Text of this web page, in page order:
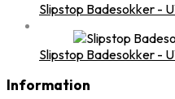
Slipstop Badesokker -
Slipstop Badesokker -
Information